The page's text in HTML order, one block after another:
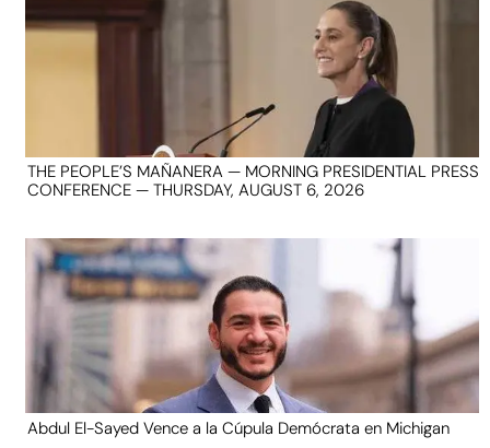
THE PEOPLE’S MAÑANERA — MORNING PRESIDENTIAL PRESS
CONFERENCE — THURSDAY, AUGUST 6, 2026
Abdul El-Sayed Vence a la Cúpula Demócrata en Michigan